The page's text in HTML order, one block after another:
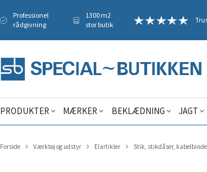
Professionel
rådgivning
1300 m2
stor butik
PRODUKTER MÆRKER BEKLÆDNING JAGT
Forside Værktøj og udstyr Elartikler Stik, stikdåser,